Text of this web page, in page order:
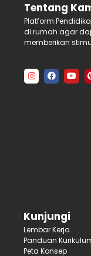
Tentang
Platform
di rumah agar
memberikan
Kunjungi
Lembar Kerja
Panduan
Peta Konsep